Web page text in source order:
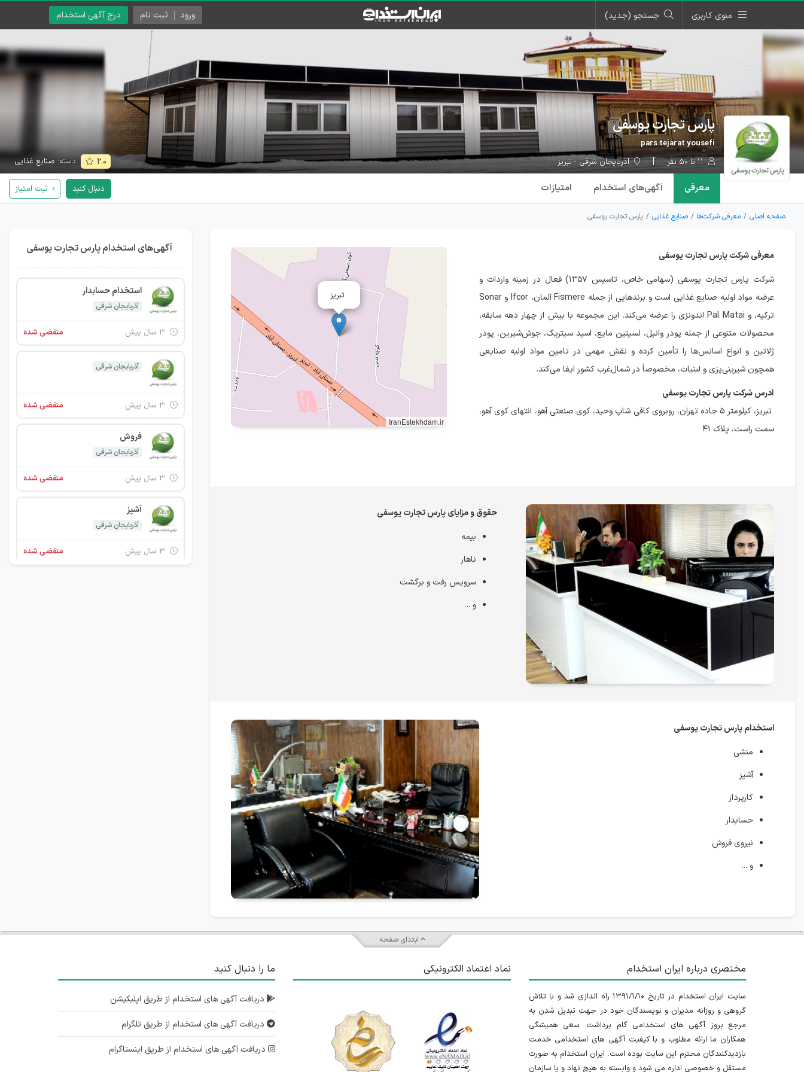
منوی کاربری جستجو (جدید) درج آگهی استخدام ورود ثبت نام
پارس تجارت یوسفی
pars tejarat yousefi
۱۱ تا ۵۰ نفر
آذربایجان شرقی - تبریز ۲.۰ دسته: صنایع غذایی
معرفی آگهی‌های استخدام امتیازات دنبال کنید ثبت امتیاز
صفحه اصلی معرفی شرکت‌ها صنایع غذایی پارس تجارت یوسفی
معرفی شرکت پارس تجارت یوسفی
شرکت پارس تجارت یوسفی (سهامی خاص، تاسیس ۱۳۵۷) فعال در زمینه واردات و
عرضه مواد اولیه صنایع غذایی است و برندهایی از جمله Fismere آلمان، Ifcor و Sonar
ترکیه، و Pal Matai اندونزی را عرضه می‌کند. این مجموعه با بیش از چهار دهه سابقه،
محصولات متنوعی از جمله پودر وانیل، لسیتین مایع، اسید سیتریک، جوش‌شیرین، پودر
ژلاتین و انواع اسانس‌ها را تأمین کرده و نقش مهمی در تامین مواد اولیه صنایعی
همچون شیرینی‌‌پزی و لبنیات، مخصوصاً در شمال‌غرب کشور ایفا می‌کند.
آدرس شرکت پارس تجارت یوسفی
تبریز، کیلومتر ۵ جاده تهران، روبروی کافی شاپ وحید، کوی صنعتی آهو، انتهای کوی آهو،
سمت راست، پلاک ۴۱
تبریز
IranEstekhdam.ir
حقوق و مزایای پارس تجارت یوسفی
بیمه
ناهار
سرویس رفت و برگشت
و ...
استخدام پارس تجارت یوسفی
منشی
آشپز
کارپرداز
حسابدار
نیروی فروش
و ...
آگهی‌های استخدام پارس تجارت یوسفی
استخدام حسابدار
آذربایجان شرقی
منقضی شده
آذربایجان شرقی
منقضی شده
فروش
آذربایجان شرقی
منقضی شده
آشپز
آذربایجان شرقی
منقضی شده
ابتدای صفحه
مختصری درباره ایران استخدام
سایت ایران استخدام در تاریخ ۱۳۹۱/۱/۱۰ راه اندازی شد و با تلاش
گروهی و روزانه مدیران و نویسندگان خود در جهت تبدیل شدن به
مرجع بروز آگهی های استخدامی گام برداشت. سعی همیشگی
همکاران ما ارائه مطلوب و با کیفیت آگهی های استخدامی خدمت
بازدیدکنندگان محترم این سایت بوده است. ایران استخدام به صورت
مستقل و خصوصی اداره می شود و وابسته به هیچ نهاد و یا سازمان
نماد اعتماد الکترونیکی ما را دنبال کنید
دریافت آگهی های استخدام از طریق اپلیکیشن
دریافت آگهی های استخدام از طریق تلگرام
دریافت آگهی های استخدام از طریق اینستاگرام